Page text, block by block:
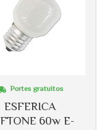
ESFERICA
60w E-
Portes gratuitos